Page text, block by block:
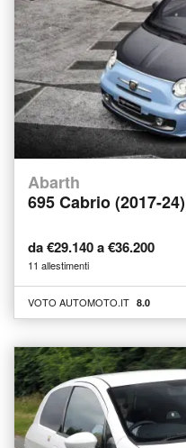
Abarth
695 Cabrio (2017-24)
da €29.140 a €36.200
11 allestimenti
VOTO AUTOMOTO.IT 8.0